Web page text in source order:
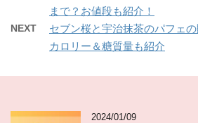
まで？お値段も紹介！
NEXT
セブン桜と宇治抹茶のパフェ
カロリー＆糖質量も紹介
2024/01/09